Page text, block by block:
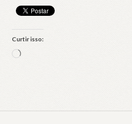
Curtir isso:
Carregando...